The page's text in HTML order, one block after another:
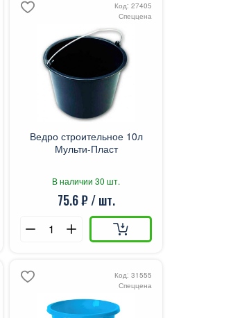
Код: 27405
Спеццена
Ведро строительное 10л
Мульти-Пласт
В наличии 30 шт.
75.6 ₽ / шт.
Код: 31555
Спеццена